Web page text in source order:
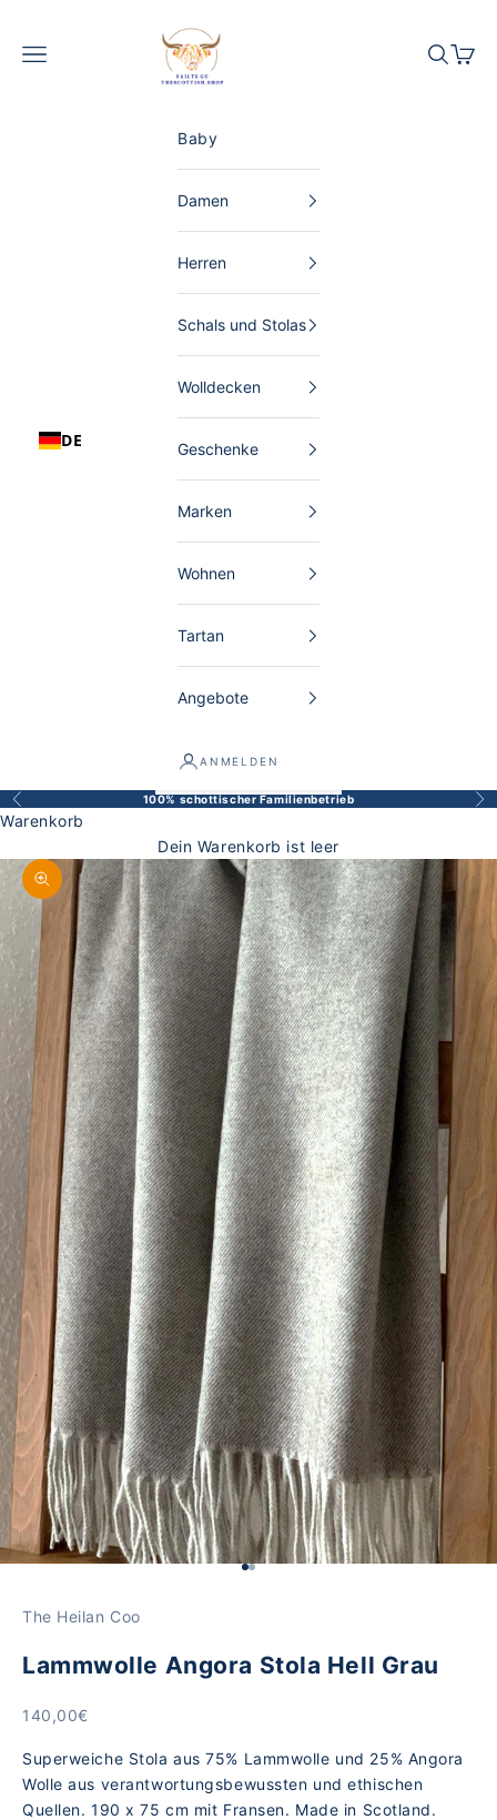
The Scottish Shop Deutschland
DE
Menü Suchen
Baby
Damen
Herren
Schals und Stolas
Wolldecken
Geschenke
Marken
Wohnen
Tartan
Angebote
ANMELDEN
Zurück 100% schottischer Familienbetrieb Vor
Warenkorb
Dein Warenkorb ist leer
Bild vergrößern
Gehe zu Element 1
Gehe zu Element 2
The Heilan Coo
Lammwolle Angora Stola Hell Grau
Angebot
140,00€
Superweiche Stola aus 75% Lammwolle und 25% Angora
Wolle aus verantwortungsbewussten und ethischen
Quellen. 190 x 75 cm mit Fransen. Made in Scotland.